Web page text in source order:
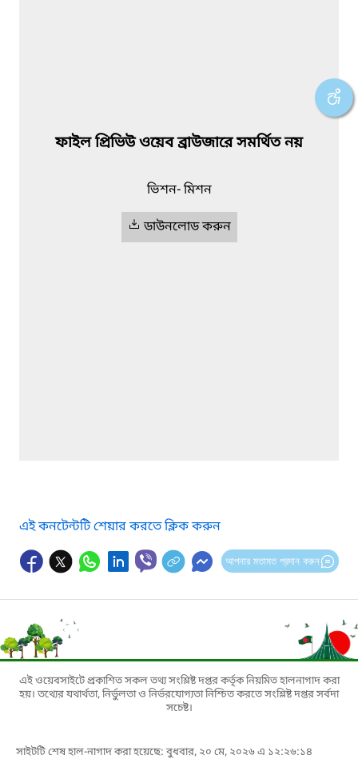
ফাইল প্রিভিউ ওয়েব ব্রাউজারে সমর্থিত নয়
ভিশন- মিশন
ডাউনলোড করুন
এই কনটেন্টটি শেয়ার করতে ক্লিক করুন
আপনার মতামত প্রদান করুন
এই ওয়েবসাইটে প্রকাশিত সকল তথ্য সংশ্লিষ্ট দপ্তর কর্তৃক নিয়মিত হালনাগাদ করা
হয়। তথ্যের যথার্থতা, নির্ভুলতা ও নির্ভরযোগ্যতা নিশ্চিত করতে সংশ্লিষ্ট দপ্তর সর্বদা
সচেষ্ট।
সাইটটি শেষ হাল-নাগাদ করা হয়েছে: বুধবার, ২০ মে, ২০২৬ এ ১২:২৬:১৪